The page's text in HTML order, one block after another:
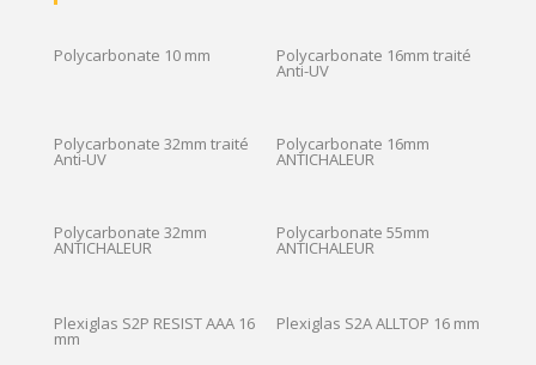
Polycarbonate 10 mm Polycarbonate 16mm traité
Anti-UV
Polycarbonate 32mm traité
Anti-UV
Polycarbonate 16mm
ANTICHALEUR
Polycarbonate 32mm
ANTICHALEUR
Polycarbonate 55mm
ANTICHALEUR
Plexiglas S2P RESIST AAA 16
mm
Plexiglas S2A ALLTOP 16 mm